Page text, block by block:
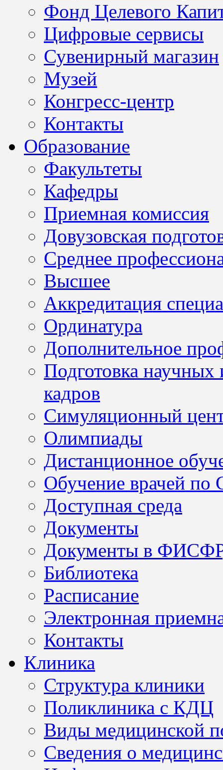
Фонд Целевого
Цифровые сервисы
Сувенирный магазин
Музей
Конгресс-центр
Контакты
Образование
Факультеты
Кафедры
Приемная комиссия
Довузовская
Среднее
Высшее
Аккредитация
Ординатура
Дополнительное
Подготовка научных
кадров
Симуляционный
Олимпиады
Дистанционное
Обучение врачей по
Доступная среда
Документы
Документы в
Библиотека
Расписание
Электронная
Контакты
Клиника
Структура клиники
Поликлиника с КДЦ
Виды медицинской
Сведения о